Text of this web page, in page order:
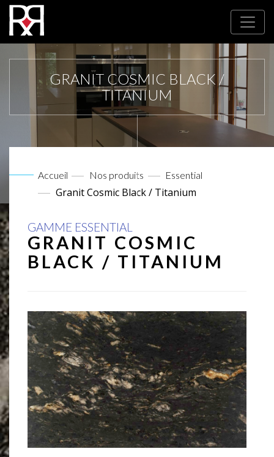
GRANIT COSMIC BLACK /
TITANIUM
Accueil Nos produits Essential
Granit Cosmic Black / Titanium
GAMME ESSENTIAL
GRANIT COSMIC
BLACK / TITANIUM